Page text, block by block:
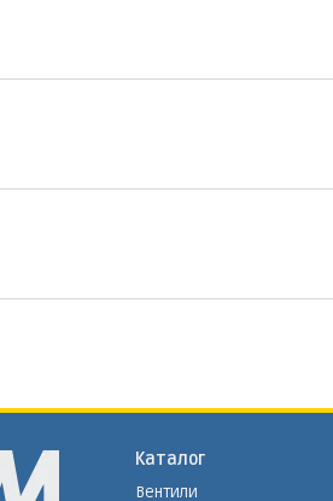
Каталог
Вентили